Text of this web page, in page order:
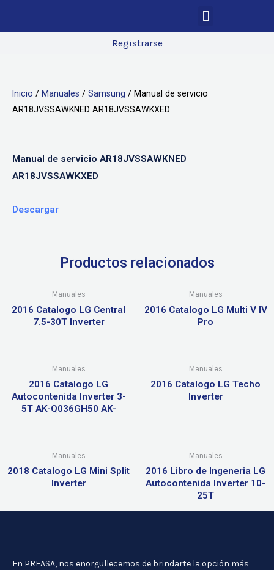
Registrarse
Inicio / Manuales / Samsung / Manual de servicio
AR18JVSSAWKNED AR18JVSSAWKXED
Manual de servicio AR18JVSSAWKNED
AR18JVSSAWKXED
Descargar
Productos relacionados
Manuales
2016 Catalogo LG Central
7.5-30T Inverter
Manuales
2016 Catalogo LG Multi V IV
Pro
Manuales
2016 Catalogo LG
Autocontenida Inverter 3-
5T AK-Q036GH50 AK-
Manuales
2016 Catalogo LG Techo
Inverter
Manuales
2018 Catalogo LG Mini Split
Inverter
Manuales
2016 Libro de Ingeneria LG
Autocontenida Inverter 10-
25T
En PREASA, nos enorgullecemos de brindarte la opción más